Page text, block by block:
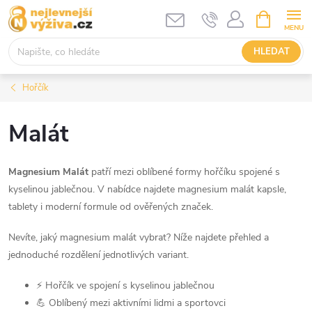
Přejít
na
obsah
HLEDAT
NÁKUPNÍ
KOŠÍK
Hořčík
Malát
Magnesium Malát patří mezi oblíbené formy hořčíku spojené s
kyselinou jablečnou. V nabídce najdete magnesium malát kapsle,
tablety i moderní formule od ověřených značek.
Nevíte, jaký magnesium malát vybrat? Níže najdete přehled a
jednoduché rozdělení jednotlivých variant.
⚡ Hořčík ve spojení s kyselinou jablečnou
💪 Oblíbený mezi aktivními lidmi a sportovci